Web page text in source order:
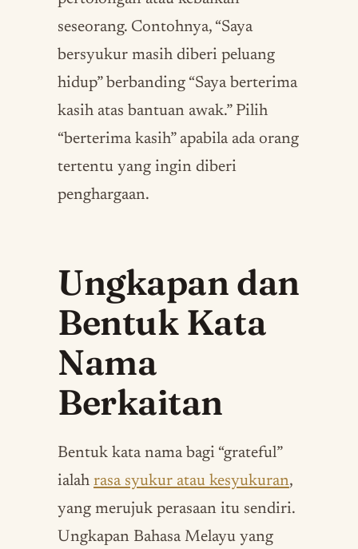
seseorang. Contohnya, “Saya
bersyukur masih diberi peluang
hidup” berbanding “Saya berterima
kasih atas bantuan awak.” Pilih
“berterima kasih” apabila ada orang
tertentu yang ingin diberi
penghargaan.
Ungkapan dan
Bentuk Kata
Nama
Berkaitan
Bentuk kata nama bagi “grateful”
ialah rasa syukur atau kesyukuran,
yang merujuk perasaan itu sendiri.
Ungkapan Bahasa Melayu yang